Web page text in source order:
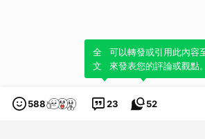
588 23
全新體驗！一鍵引用此內容
文來輕鬆表達個人立場。
52
可以轉發或引用此內容
來發表您的評論或觀點。